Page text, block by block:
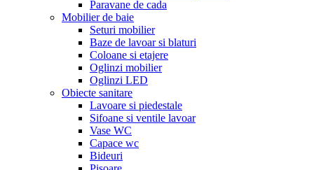
Paravane de cada
Mobilier de baie
Seturi mobilier
Baze de lavoar si blaturi
Coloane si etajere
Oglinzi mobilier
Oglinzi LED
Obiecte sanitare
Lavoare si piedestale
Sifoane si ventile lavoar
Vase WC
Capace wc
Bideuri